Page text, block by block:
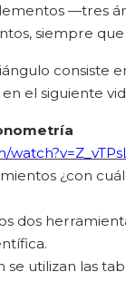
—tres
siempre que
consiste
el siguiente
¿con
dos
se utilizan las